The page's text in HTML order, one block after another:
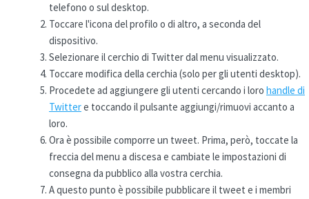
telefono o sul desktop.
Toccare l'icona del profilo o di altro, a seconda del
dispositivo.
Selezionare il cerchio di Twitter dal menu visualizzato.
Toccare modifica della cerchia (solo per gli utenti desktop).
Procedete ad aggiungere gli utenti cercando i loro handle di
Twittere toccando il pulsante aggiungi/rimuovi accanto a
loro.
Ora è possibile comporre un tweet. Prima, però, toccate la
freccia del menu a discesa e cambiate le impostazioni di
consegna da pubblico alla vostra cerchia.
A questo punto è possibile pubblicare il tweet e i membri